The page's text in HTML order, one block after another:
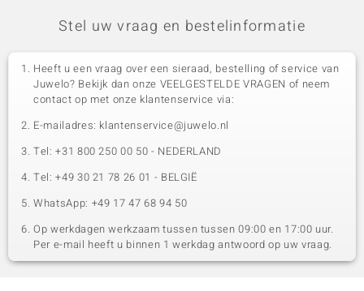
Stel uw vraag en bestelinformatie
Heeft u een vraag over een sieraad, bestelling of service van
Juwelo? Bekijk dan onze VEELGESTELDE VRAGEN of neem
contact op met onze klantenservice via:
E-mailadres: klantenservice@juwelo.nl
Tel: +31 800 250 00 50 - NEDERLAND
Tel: +49 30 21 78 26 01 - BELGIË
WhatsApp: +49 17 47 68 94 50
Op werkdagen werkzaam tussen tussen 09:00 en 17:00 uur.
Per e-mail heeft u binnen 1 werkdag antwoord op uw vraag.